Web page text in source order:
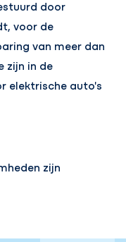
door
voor de
van meer dan
zijn in de
elektrische auto's
zijn